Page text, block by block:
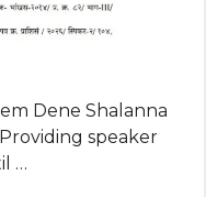
Dene Shalanna
speaker
…